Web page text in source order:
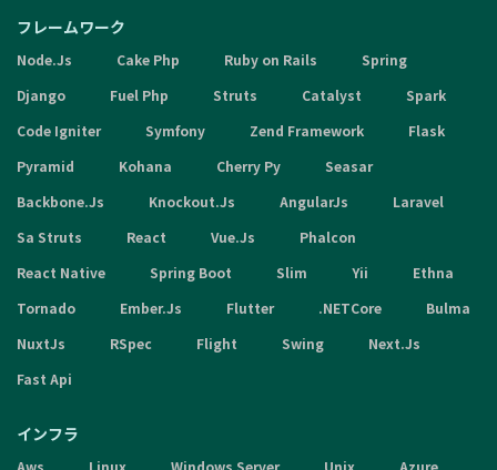
フレームワーク
Node.Js Cake Php Ruby on Rails
Spring
Django
Fuel Php Struts Catalyst
Spark
Code Igniter
Symfony Zend Framework
Flask
Pyramid
Kohana Cherry Py
Seasar
Backbone.Js
Knockout.Js AngularJs
Laravel
Sa Struts
React Vue.Js
Phalcon
React Native
Spring Boot Slim Yii
Ethna
Tornado
Ember.Js Flutter .NETCore
Bulma
NuxtJs
RSpec Flight Swing
Next.Js
Fast Api
インフラ
Aws Linux Windows Server Unix
Azure